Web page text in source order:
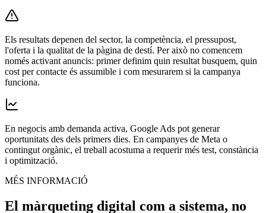
Els resultats depenen del sector, la competència, el pressupost,
l'oferta i la qualitat de la pàgina de destí. Per això no comencem
només activant anuncis: primer definim quin resultat busquem, quin
cost per contacte és assumible i com mesurarem si la campanya
funciona.
En negocis amb demanda activa, Google Ads pot generar
oportunitats des dels primers dies. En campanyes de Meta o
contingut orgànic, el treball acostuma a requerir més test, constància
i optimització.
MÉS INFORMACIÓ
El màrqueting digital com a sistema, no